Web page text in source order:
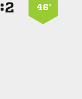
46’
: